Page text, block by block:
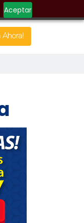
Aceptar
Ahora!